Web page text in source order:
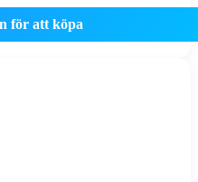
för att köpa